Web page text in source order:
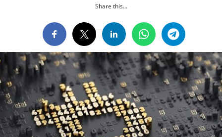
Share this...